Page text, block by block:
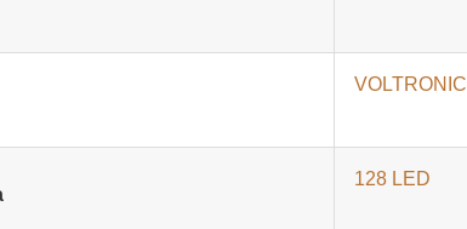
által tesztelve (az
feszültséget a Schuko csatlakozóval
VOLTRONIC
128 LED